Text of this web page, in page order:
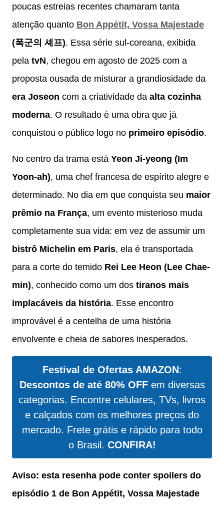
poucas estreias recentes chamaram tanta
atenção quanto Bon Appétit, Vossa Majestade
(폭군의 셰프). Essa série sul-coreana, exibida
pela tvN, chegou em agosto de 2025 com a
proposta ousada de misturar a grandiosidade da
era Joseon com a criatividade da alta cozinha
moderna. O resultado é uma obra que já
conquistou o público logo no primeiro episódio.
No centro da trama está Yeon Ji-yeong (Im
Yoon-ah), uma chef francesa de espírito alegre e
determinado. No dia em que conquista seu maior
prêmio na França, um evento misterioso muda
completamente sua vida: em vez de assumir um
bistrô Michelin em Paris, ela é transportada
para a corte do temido Rei Lee Heon (Lee Chae-
min), conhecido como um dos tiranos mais
implacáveis da história. Esse encontro
improvável é a centelha de uma história
envolvente e cheia de sabores inesperados.
Festival de Ofertas AMAZON:
Descontos de até 80% OFFem diversas
categorias. Encontre celulares, TVs, livros
e calçados com os melhores preços do
mercado. Frete grátis e rápido para todo
o Brasil. CONFIRA!
Aviso: esta resenha pode conter spoilers do
episódio 1 de Bon Appétit, Vossa Majestade